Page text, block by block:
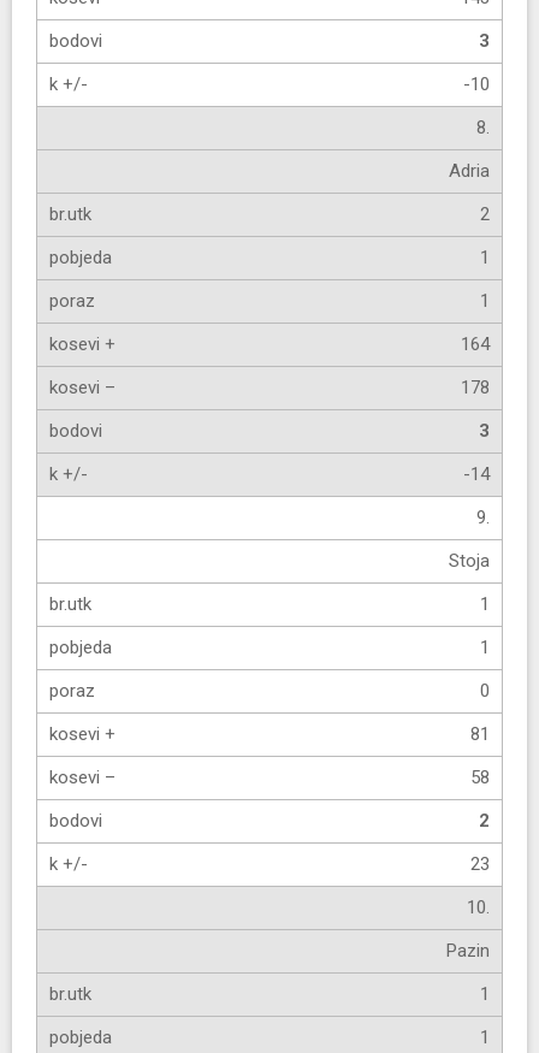
3
-10
8.
Adria
2
1
1
164
178
3
-14
9.
Stoja
1
1
0
81
58
2
23
10.
Pazin
1
1